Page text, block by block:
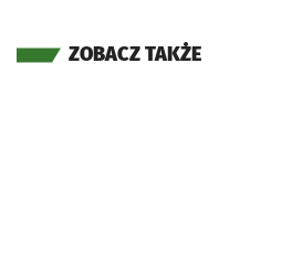
ZOBACZ TAKŻE